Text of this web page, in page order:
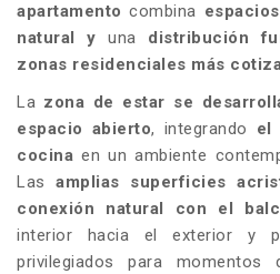
apartamento combina
natural yuna distribución
zonas residenciales más
La zona de estar se
espacio abierto, integrando el
cocina en un ambiente
Las amplias superficies
conexión natural con el
interior hacia el exterior y
privilegiados para